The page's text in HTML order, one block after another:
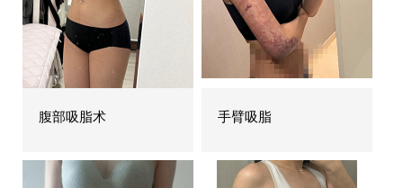
腹部吸脂术 手臂吸脂